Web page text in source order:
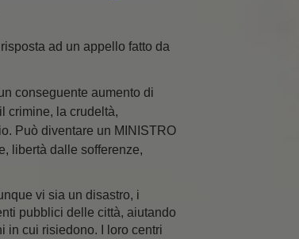
ad un appello fatto da
conseguente aumento di
crimine, la crudeltà,
Può diventare un MINISTRO
libertà dalle sofferenze,
vi sia un disastro, i
pubblici delle città, aiutando
in cui risiedono. I loro centri